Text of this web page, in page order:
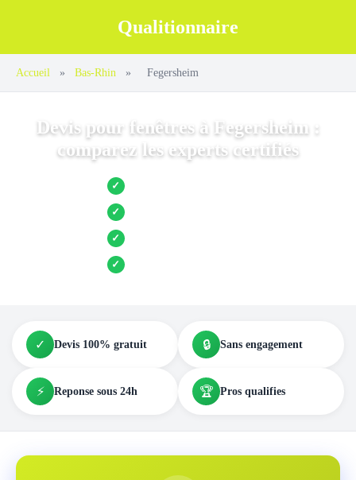
Qualitionnaire
Accueil » Bas-Rhin » Fegersheim
Devis pour fenêtres à Fegersheim :
comparez les experts certifiés
✓ Jusqu’à 3 devis comparés
✓ Entreprises locales vérifiées
✓ Pose garantie
✓ Aides et primes incluses
✓ Devis 100% gratuit 🔒 Sans engagement
⚡ Reponse sous 24h 🏆 Pros qualifies